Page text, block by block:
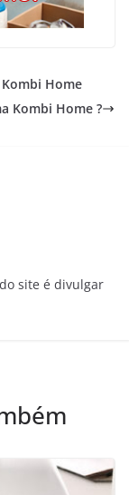
Home
Kombi Home ?
site é divulgar